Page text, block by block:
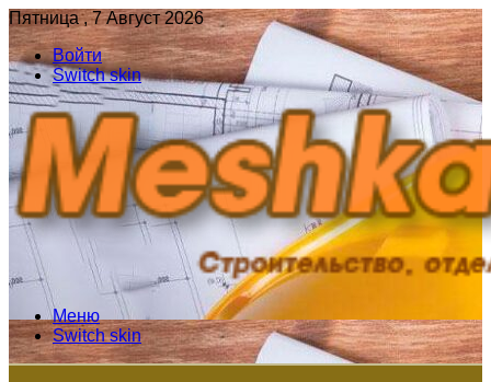
Пятница , 7 Август 2026
Войти
Switch skin
Меню
Switch skin